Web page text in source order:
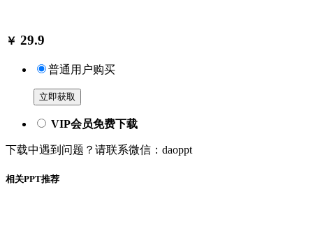
￥ 29.9
普通用户购买
立即获取
VIP会员免费下载
下载中遇到问题？请联系微信：daoppt
相关PPT推荐